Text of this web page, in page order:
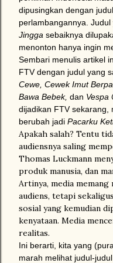
dipusingkan dengan
perlambangannya.
Jingga sebaiknya
menonton hanya ingin
Sembari menulis artikel
FTV dengan judul yang
Cewe, Cewek Imut
Bawa Bebek, dan Vespa
dijadikan FTV sekarang,
berubah jadi Pacarku
Apakah salah? Tentu
audiensnya saling
Thomas Luckmann
produk manusia, dan
Artinya, media
audiens, tetapi
sosial yang kemudian
kenyataan. Media
realitas.
Ini berarti, kita yang
marah melihat judul-